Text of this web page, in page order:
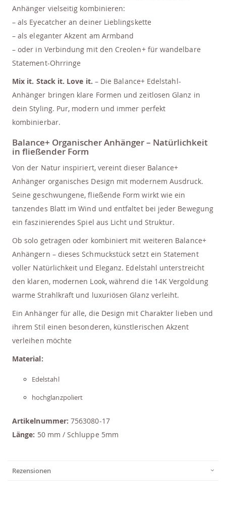
Anhänger vielseitig kombinieren:
– als Eyecatcher an deiner Lieblingskette
– als eleganter Akzent am Armband
– oder in Verbindung mit den Creolen+ für wandelbare
Statement-Ohrringe
Mix it. Stack it. Love it. – Die Balance+ Edelstahl-
Anhänger bringen klare Formen und zeitlosen Glanz in
dein Styling. Pur, modern und immer perfekt
kombinierbar.
Balance+ Organischer Anhänger – Natürlichkeit
in fließender Form
Von der Natur inspiriert, vereint dieser Balance+
Anhänger organisches Design mit modernem Ausdruck.
Seine geschwungene, fließende Form wirkt wie ein
tanzendes Blatt im Wind und entfaltet bei jeder Bewegung
ein faszinierendes Spiel aus Licht und Struktur.
Ob solo getragen oder kombiniert mit weiteren Balance+
Anhängern – dieses Schmuckstück setzt ein Statement
voller Natürlichkeit und Eleganz. Edelstahl unterstreicht
den klaren, modernen Look, während die 14K Vergoldung
warme Strahlkraft und luxuriösen Glanz verleiht.
Ein Anhänger für alle, die Design mit Charakter lieben und
ihrem Stil einen besonderen, künstlerischen Akzent
verleihen möchte
Material:
Edelstahl
hochglanzpoliert
Artikelnummer:7563080-17
Länge: 50 mm / Schluppe 5mm
Rezensionen